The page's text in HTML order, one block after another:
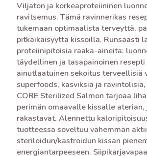
Viljaton ja korkeaproteiininen
ravitsemus. Tämä ravinnerikas
tukemaan optimaalista terveyttä,
pitkäikäisyyttä kissoilla. Runsaasti
proteiinipitoisia raaka-aineita:
täydellinen ja tasapainoinen resepti
ainutlaatuinen sekoitus terveellisiä
superfoods, kasviksia ja
CORE Sterilized Salmon tarjoaa
perimän omaavalle kissalle aterian,
rakastavat. Alennettu
tuotteessa soveltuu vähemmän
steriloidun/kastroidun kissan
energiantarpeeseen.